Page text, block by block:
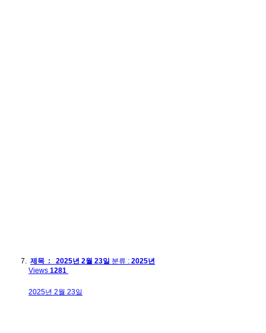
제목 : 2025년 2월 23일 분류 : 2025년
Views 1281
2025년 2월 23일